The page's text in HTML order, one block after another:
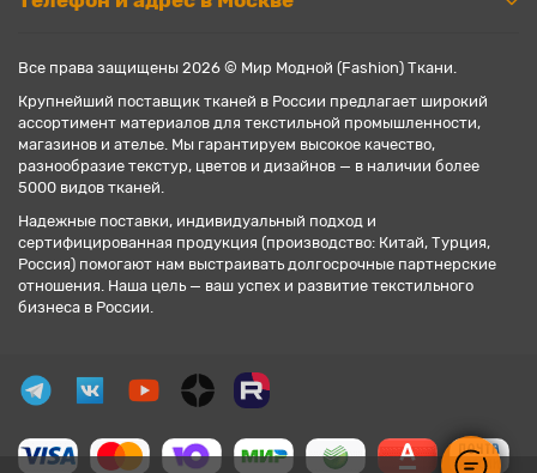
Все права защищены 2026 © Мир Модной (Fashion) Ткани.
Крупнейший поставщик тканей в России предлагает широкий
ассортимент материалов для текстильной промышленности,
магазинов и ателье. Мы гарантируем высокое качество,
разнообразие текстур, цветов и дизайнов — в наличии более
5000 видов тканей.
Надежные поставки, индивидуальный подход и
сертифицированная продукция (производство: Китай, Турция,
Россия) помогают нам выстраивать долгосрочные партнерские
отношения. Наша цель — ваш успех и развитие текстильного
бизнеса в России.